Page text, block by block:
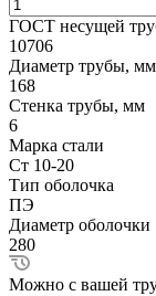
ГОСТ несущей
10706
Диаметр трубы, мм
168
Стенка трубы, мм
6
Марка стали
Ст 10-20
Тип оболочка
ПЭ
Диаметр оболочки
280
Можно с вашей